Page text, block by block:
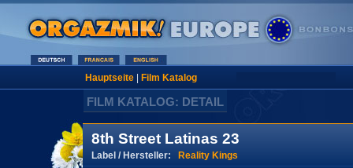
Hauptseite| Film Katalog
FILM KATALOG: DETAIL
8th Street Latinas 23
Label / Hersteller: Reality Kings